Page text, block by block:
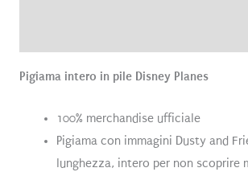
Pigiama intero in pile Disney Planes
100% merchandise ufficiale
Pigiama con immagini Dusty and
lunghezza, intero per non scoprire